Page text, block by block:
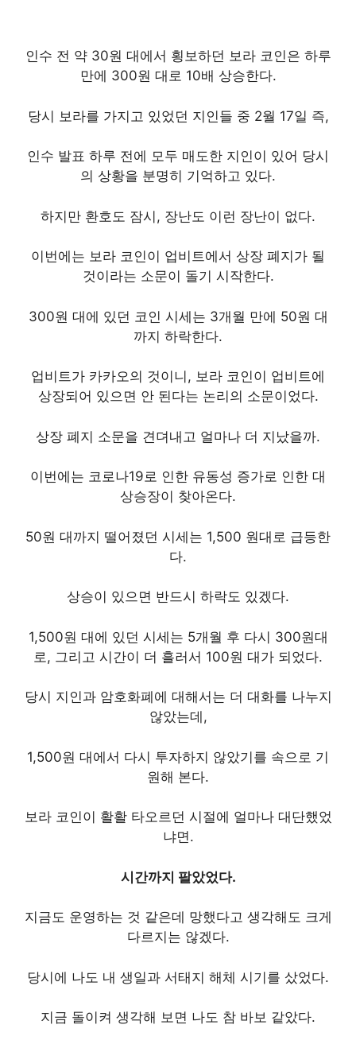
인수 전 약 30원 대에서 횡보하던 보라 코인은 하루
만에 300원 대로 10배 상승한다.
당시 보라를 가지고 있었던 지인들 중 2월 17일 즉,
인수 발표 하루 전에 모두 매도한 지인이 있어 당시
의 상황을 분명히 기억하고 있다.
하지만 환호도 잠시, 장난도 이런 장난이 없다.
이번에는 보라 코인이 업비트에서 상장 폐지가 될
것이라는 소문이 돌기 시작한다.
300원 대에 있던 코인 시세는 3개월 만에 50원 대
까지 하락한다.
업비트가 카카오의 것이니, 보라 코인이 업비트에
상장되어 있으면 안 된다는 논리의 소문이었다.
상장 폐지 소문을 견뎌내고 얼마나 더 지났을까.
이번에는 코로나19로 인한 유동성 증가로 인한 대
상승장이 찾아온다.
50원 대까지 떨어졌던 시세는 1,500 원대로 급등한
다.
상승이 있으면 반드시 하락도 있겠다.
1,500원 대에 있던 시세는 5개월 후 다시 300원대
로, 그리고 시간이 더 흘러서 100원 대가 되었다.
당시 지인과 암호화폐에 대해서는 더 대화를 나누지
않았는데,
1,500원 대에서 다시 투자하지 않았기를 속으로 기
원해 본다.
보라 코인이 활활 타오르던 시절에 얼마나 대단했었
냐면.
시간까지 팔았었다.
지금도 운영하는 것 같은데 망했다고 생각해도 크게
다르지는 않겠다.
당시에 나도 내 생일과 서태지 해체 시기를 샀었다.
지금 돌이켜 생각해 보면 나도 참 바보 같았다.